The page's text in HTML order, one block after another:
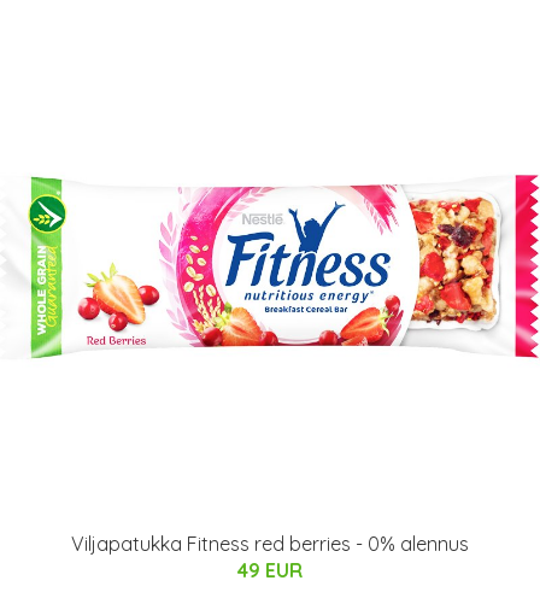
Viljapatukka Fitness red berries - 0% alennus
49 EUR